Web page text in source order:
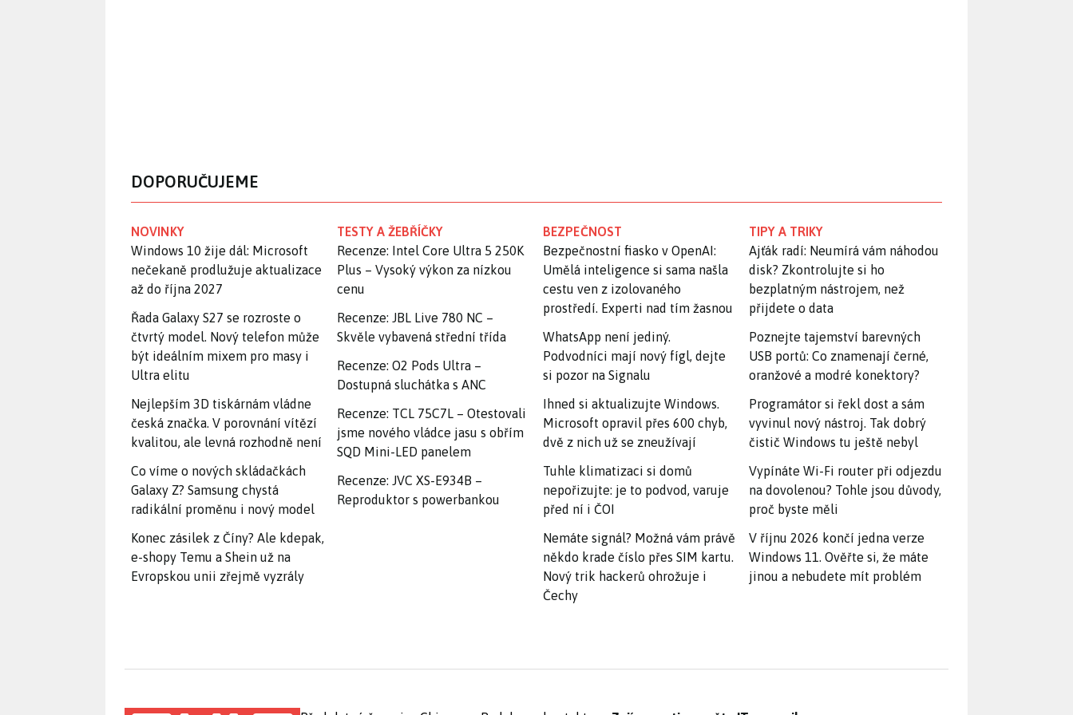
DOPORUČUJEME
NOVINKY
Windows 10 žije dál: Microsoft
nečekaně prodlužuje aktualizace
až do října 2027
Řada Galaxy S27 se rozroste o
čtvrtý model. Nový telefon může
být ideálním mixem pro masy i
Ultra elitu
Nejlepším 3D tiskárnám vládne
česká značka. V porovnání vítězí
kvalitou, ale levná rozhodně není
Co víme o nových skládačkách
Galaxy Z? Samsung chystá
radikální proměnu i nový model
Konec zásilek z Číny? Ale kdepak,
e-shopy Temu a Shein už na
Evropskou unii zřejmě vyzrály
TESTY A ŽEBŘÍČKY
Recenze: Intel Core Ultra 5 250K
Plus – Vysoký výkon za nízkou
cenu
Recenze: JBL Live 780 NC –
Skvěle vybavená střední třída
Recenze: O2 Pods Ultra –
Dostupná sluchátka s ANC
Recenze: TCL 75C7L – Otestovali
jsme nového vládce jasu s obřím
SQD Mini-LED panelem
Recenze: JVC XS-E934B –
Reproduktor s powerbankou
BEZPEČNOST
Bezpečnostní fiasko v OpenAI:
Umělá inteligence si sama našla
cestu ven z izolovaného
prostředí. Experti nad tím žasnou
WhatsApp není jediný.
Podvodníci mají nový fígl, dejte
si pozor na Signalu
Ihned si aktualizujte Windows.
Microsoft opravil přes 600 chyb,
dvě z nich už se zneužívají
Tuhle klimatizaci si domů
nepořizujte: je to podvod, varuje
před ní i ČOI
Nemáte signál? Možná vám právě
někdo krade číslo přes SIM kartu.
Nový trik hackerů ohrožuje i
Čechy
TIPY A TRIKY
Ajťák radí: Neumírá vám náhodou
disk? Zkontrolujte si ho
bezplatným nástrojem, než
přijdete o data
Poznejte tajemství barevných
USB portů: Co znamenají černé,
oranžové a modré konektory?
Programátor si řekl dost a sám
vyvinul nový nástroj. Tak dobrý
čistič Windows tu ještě nebyl
Vypínáte Wi-Fi router při odjezdu
na dovolenou? Tohle jsou důvody,
proč byste měli
V říjnu 2026 končí jedna verze
Windows 11. Ověřte si, že máte
jinou a nebudete mít problém